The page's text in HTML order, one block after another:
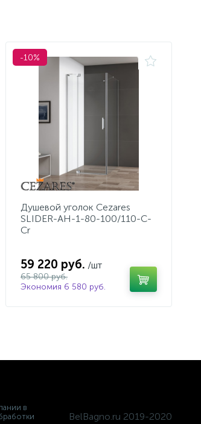
-10%
Душевой уголок Cezares
SLIDER-AH-1-80-100/110-C-
Cr
59 220 руб. /шт
65 800 руб.
Экономия 6 580 руб.
в
BelBagno.ru 2019-2020